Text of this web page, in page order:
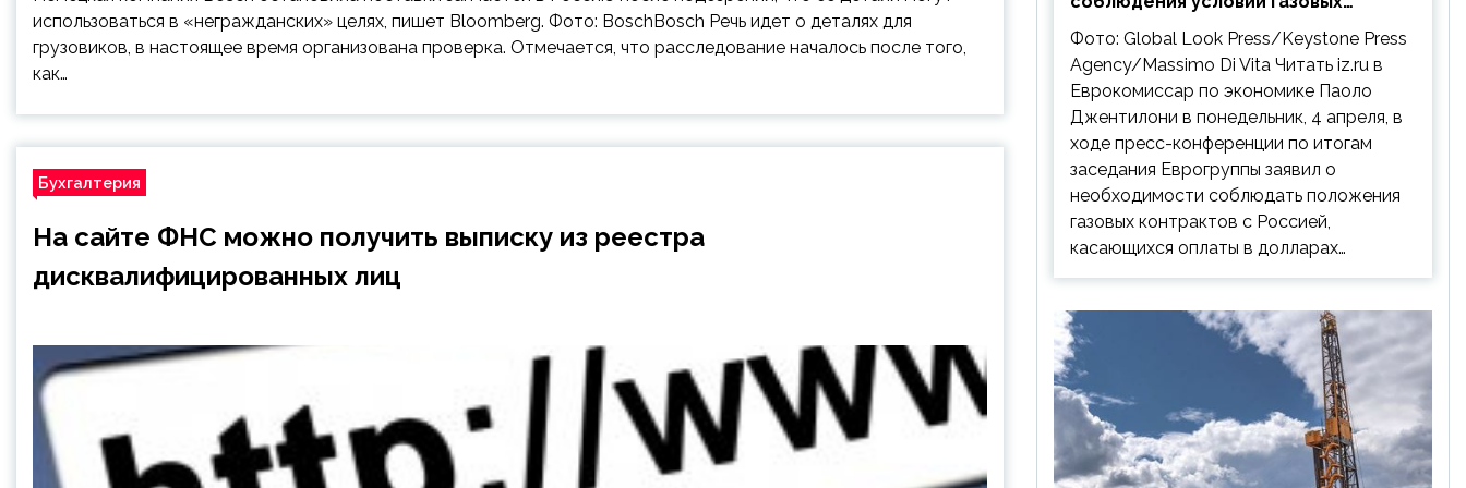
использоваться в «негражданских» целях, пишет Bloomberg. Фото: BoschBosch Речь идет о деталях для
грузовиков, в настоящее время организована проверка. Отмечается, что расследование началось после того,
как…
Бухгалтерия
На сайте ФНС можно получить выписку из реестра
дисквалифицированных лиц
контрактов с РФ
Фото: Global Look Press/Keystone Press
Agency/Massimo Di Vita Читать iz.ru в
Еврокомиссар по экономике Паоло
Джентилони в понедельник, 4 апреля, в
ходе пресс-конференции по итогам
заседания Еврогруппы заявил о
необходимости соблюдать положения
газовых контрактов с Россией,
касающихся оплаты в долларах…